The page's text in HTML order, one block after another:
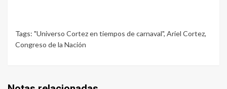
Tags: "Universo Cortez en tiempos de carnaval", Ariel Cortez,
Congreso de la Nación